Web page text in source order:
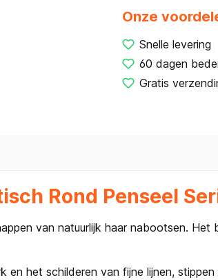
Onze
Snelle levering
60 dagen
Gratis
Rond Penseel
van natuurlijk haar nabootsen.
het schilderen van fijne lijnen, stippen